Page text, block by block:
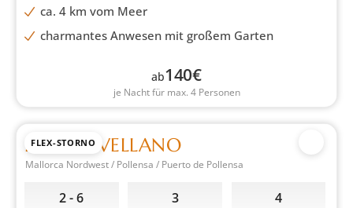
ca. 4 km vom Meer
charmantes Anwesen mit großem Garten
ab140€
je Nacht für max. 4 Personen
FLEX-STORNO
FINCA AVELLANO
Mallorca Nordwest / Pollensa / Puerto de Pollensa
2 - 6 3 4